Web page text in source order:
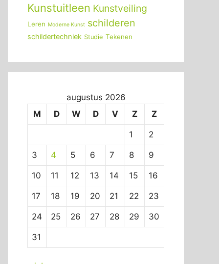
Kunstuitleen Kunstveiling
Leren Moderne Kunst schilderen
schildertechniek Studie Tekenen
augustus 2026
M
D W D V Z Z
1 2
3 4 5 6 7 8 9
10 11 12 13 14 15 16
17 18 19 20 21 22 23
24 25 26 27 28 29 30
31